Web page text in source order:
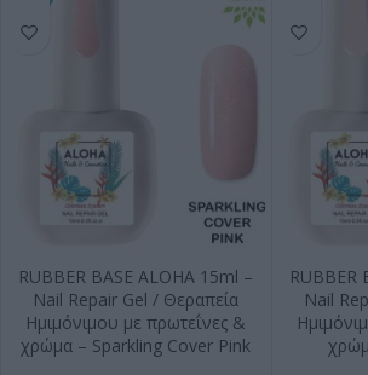
RUBBER BASE ALOHA 15ml –
Nail Repair Gel / Θεραπεία
Ημιμόνιμου με πρωτεΐνες &
χρώμα – Sparkling Cover Pink
RUBBER
Nail